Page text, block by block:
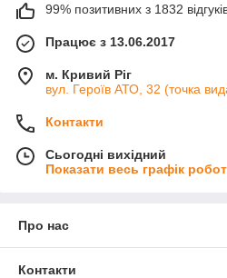
99% позитивних з 1832
Працює з 13.06.2017
м. Кривий Ріг
вул. Героїв АТО, 32 (точка
Контакти
Сьогодні вихідний
Показати весь графік
Про нас
Контакти